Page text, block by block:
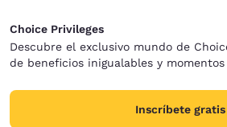
Choice Privileges
Descubre el exclusivo mundo de
de beneficios inigualables y
Inscríbete gratis